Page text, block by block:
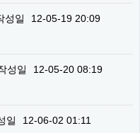
성일
12-05-19 20:09
성일
12-05-20 08:19
일
12-06-02 01:11